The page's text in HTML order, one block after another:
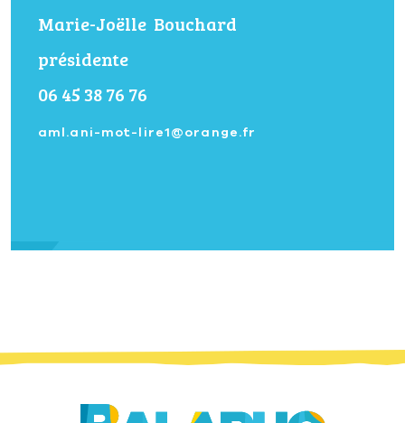
Marie-Joëlle Bouchard
présidente
06 45 38 76 76
aml.ani-mot-lire1@orange.fr